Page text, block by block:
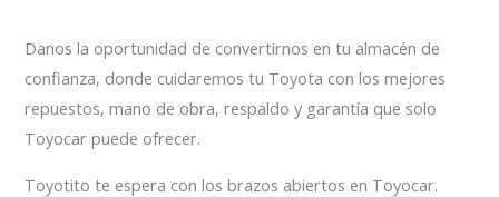
Danos la oportunidad de convertirnos en tu almacén de
confianza, donde cuidaremos tu Toyota con los mejores
repuestos, mano de obra, respaldo y garantía que solo
Toyocar puede ofrecer.
Toyotito te espera con los brazos abiertos en Toyocar.